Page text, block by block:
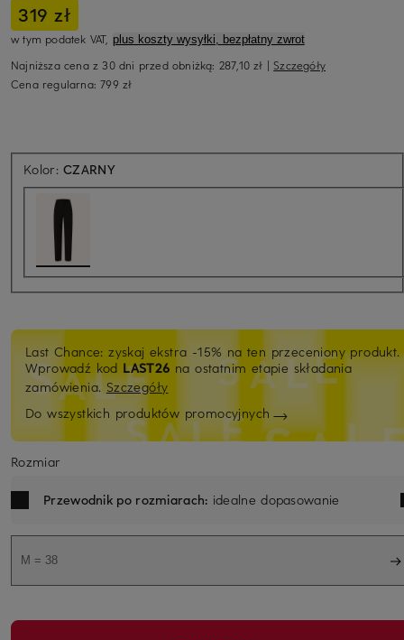
319 zł
w tym podatek VAT, plus koszty wysyłki, bezpłatny zwrot
Najniższa cena z 30 dni przed obniżką: 287,10 zł |Szczegóły
Cena regularna:799 zł
Kolor:CZARNY
Last Chance: zyskaj ekstra -15% na ten przeceniony produkt.
Wprowadź kod LAST26 na ostatnim etapie składania
zamówienia. Szczegóły
Do wszystkich produktów promocyjnych
Rozmiar
Przewodnik po rozmiarach: idealne dopasowanie
M = 38